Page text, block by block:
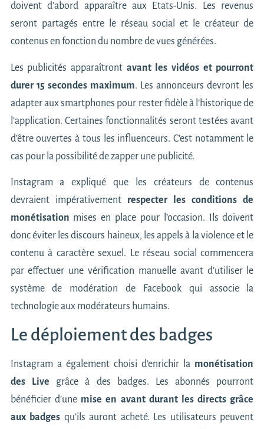
doivent d’abord apparaître aux Etats-Unis. Les revenus
seront partagés entre le réseau social et le créateur de
contenus en fonction du nombre de vues générées.
Les publicités apparaîtront avant les vidéos et pourront
durer 15 secondes maximum. Les annonceurs devront les
adapter aux smartphones pour rester fidèle à l’historique de
l’application. Certaines fonctionnalités seront testées avant
d’être ouvertes à tous les influenceurs. C’est notamment le
cas pour la possibilité de zapper une publicité.
Instagram a expliqué que les créateurs de contenus
devraient impérativement respecter les conditions de
monétisation mises en place pour l’occasion. Ils doivent
donc éviter les discours haineux, les appels à la violence et le
contenu à caractère sexuel. Le réseau social commencera
par effectuer une vérification manuelle avant d’utiliser le
système de modération de Facebook qui associe la
technologie aux modérateurs humains.
Le déploiement des badges
Instagram a également choisi d’enrichir la monétisation
des Live grâce à des badges. Les abonnés pourront
bénéficier d’une mise en avant durant les directs grâce
aux badges qu’ils auront acheté. Les utilisateurs peuvent